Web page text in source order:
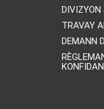
DIVIZYON
TRAVAY
DEMANN